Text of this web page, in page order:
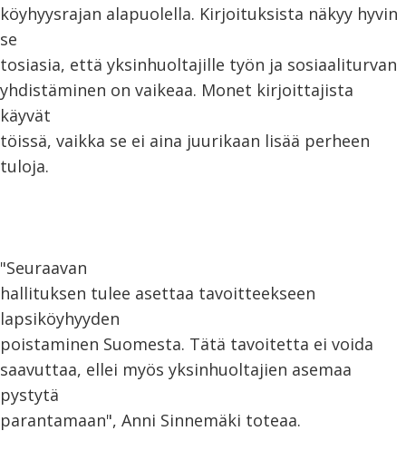
köyhyysrajan alapuolella. Kirjoituksista näkyy hyvin
se
tosiasia, että yksinhuoltajille työn ja sosiaaliturvan
yhdistäminen on vaikeaa. Monet kirjoittajista
käyvät
töissä, vaikka se ei aina juurikaan lisää perheen
tuloja.
"Seuraavan
hallituksen tulee asettaa tavoitteekseen
lapsiköyhyyden
poistaminen Suomesta. Tätä tavoitetta ei voida
saavuttaa, ellei myös yksinhuoltajien asemaa
pystytä
parantamaan", Anni Sinnemäki toteaa.